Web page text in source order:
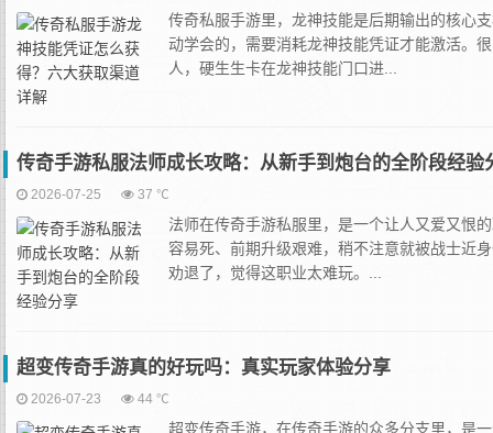
传奇私服手游里，龙神技能是后期输出的核心
动学会的，需要消耗龙神技能凭证才能激活。
人，硬生生卡在龙神技能门口进...
传奇手游私服法师成长攻略：从新手到炮台的全阶段经验
2026-07-25 37 ℃
法师在传奇手游私服里，是一个让人又爱又恨
容易死、前期升级艰难，稍不注意就被战士近
劝退了，觉得这职业太难玩。...
超变传奇手游真的好玩吗：真实玩家体验分享
2026-07-23 44 ℃
超变传奇手游，在传奇手游的众多分支里，是